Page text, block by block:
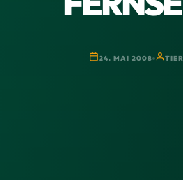
24. MAI 2008